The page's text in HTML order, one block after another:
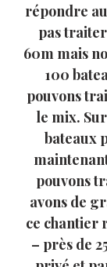
répondre
pas
60m mais
100
pouvons
le mix.
bateaux
pouvons
avons de
ce chantier
– près de